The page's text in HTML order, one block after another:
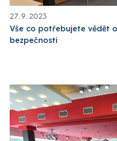
27. 9. 2023
Vše co potřebujete vědět
bezpečnosti